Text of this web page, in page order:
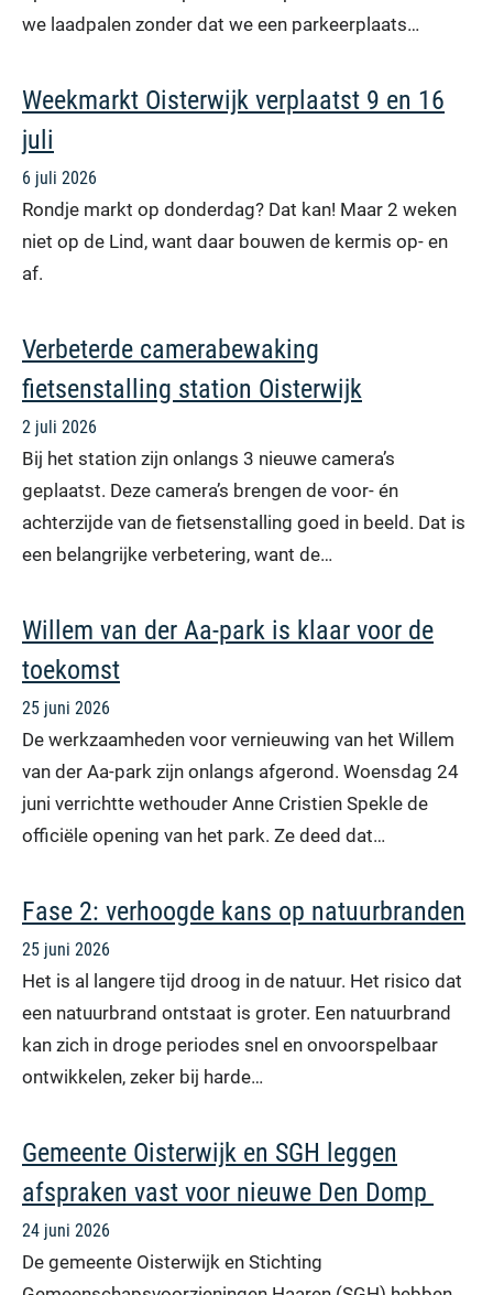
we laadpalen zonder dat we een parkeerplaats…
Weekmarkt Oisterwijk verplaatst 9 en 16
juli
6 juli 2026
Rondje markt op donderdag? Dat kan! Maar 2 weken
niet op de Lind, want daar bouwen de kermis op- en
af.
Verbeterde camerabewaking
fietsenstalling station Oisterwijk
2 juli 2026
Bij het station zijn onlangs 3 nieuwe camera’s
geplaatst. Deze camera’s brengen de voor- én
achterzijde van de fietsenstalling goed in beeld. Dat is
een belangrijke verbetering, want de…
Willem van der Aa-park is klaar voor de
toekomst
25 juni 2026
De werkzaamheden voor vernieuwing van het Willem
van der Aa-park zijn onlangs afgerond. Woensdag 24
juni verrichtte wethouder Anne Cristien Spekle de
officiële opening van het park. Ze deed dat…
Fase 2: verhoogde kans op natuurbranden
25 juni 2026
Het is al langere tijd droog in de natuur. Het risico dat
een natuurbrand ontstaat is groter. Een natuurbrand
kan zich in droge periodes snel en onvoorspelbaar
ontwikkelen, zeker bij harde…
Gemeente Oisterwijk en SGH leggen
afspraken vast voor nieuwe Den Domp
24 juni 2026
De gemeente Oisterwijk en Stichting